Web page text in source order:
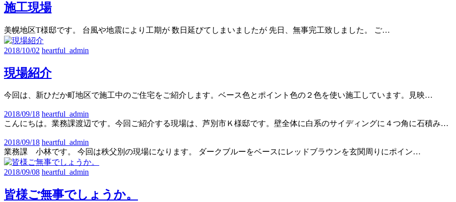
施工現場
美幌地区T様邸です。 台風や地震により工期が 数日延びてしまいましたが 先日、無事完工致しました。 ご…
2018/10/02 heartful_admin
現場紹介
今回は、新ひだか町地区で施工中のご住宅をご紹介します。ベース色とポイント色の２色を使い施工しています。見映…
2018/09/18 heartful_admin
こんにちは。業務課渡辺です。今回ご紹介する現場は、芦別市Ｋ様邸です。壁全体に白系のサイディングに４つ角に石積み…
2018/09/18 heartful_admin
業務課 小林です。 今回は秩父別の現場になります。 ダークブルーをベースにレッドブラウンを玄関周りにポイン…
2018/09/08 heartful_admin
皆様ご無事でしょうか。